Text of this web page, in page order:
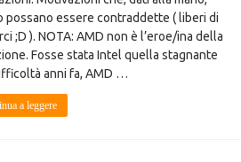
possano essere contraddette ( liberi di
;D ). NOTA: AMD non è l’eroe/ina della
Fosse stata Intel quella stagnante
anni fa, AMD …
a leggere